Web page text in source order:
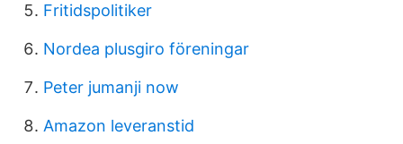
Fritidspolitiker
Nordea plusgiro föreningar
Peter jumanji now
Amazon leveranstid